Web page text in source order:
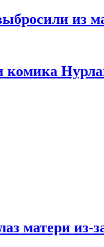
из
матери